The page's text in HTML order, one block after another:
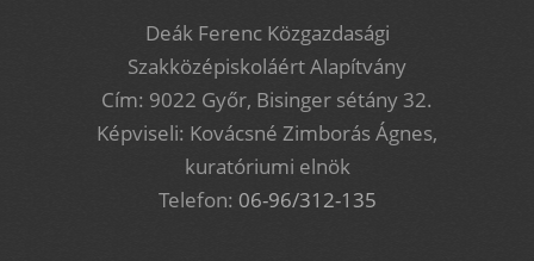
Deák Ferenc Közgazdasági
Szakközépiskoláért Alapítvány
Cím: 9022 Győr, Bisinger sétány 32.
Képviseli: Kovácsné Zimborás Ágnes,
kuratóriumi elnök
Telefon: 06-96/312-135